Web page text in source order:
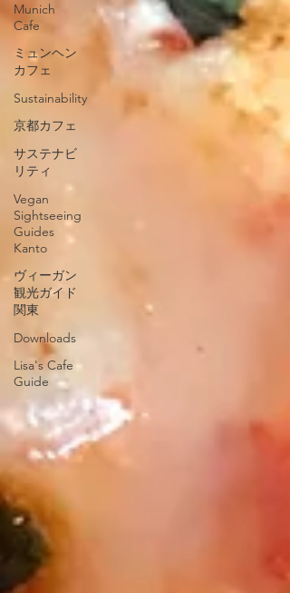
Munich
Cafe
ミュンヘン
カフェ
Sustainability
京都カフェ
サステナビ
リティ
Vegan
Sightseeing
Guides
Kanto
ヴィーガン
観光ガイド
関東
Downloads
Lisa's Cafe
Guide